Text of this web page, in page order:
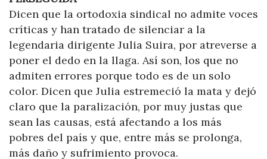
Dicen que la ortodoxia sindical no admite voces
críticas y han tratado de silenciar a la
legendaria dirigente Julia Suira, por atreverse a
poner el dedo en la llaga. Así son, los que no
admiten errores porque todo es de un solo
color. Dicen que Julia estremeció la mata y dejó
claro que la paralización, por muy justas que
sean las causas, está afectando a los más
pobres del país y que, entre más se prolonga,
más daño y sufrimiento provoca.